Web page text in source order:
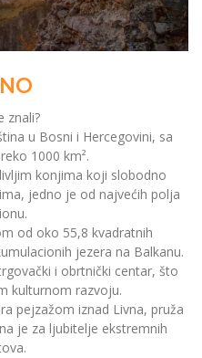
znali?
u Bosni i Hercegovini, sa
1000 km².
konjima koji slobodno
jedno je od najvećih polja
od oko 55,8 kvadratnih
jezera na Balkanu.
i obrtnički centar, što
kulturnom razvoju.
pejzažom iznad Livna, pruža
je za ljubitelje ekstremnih